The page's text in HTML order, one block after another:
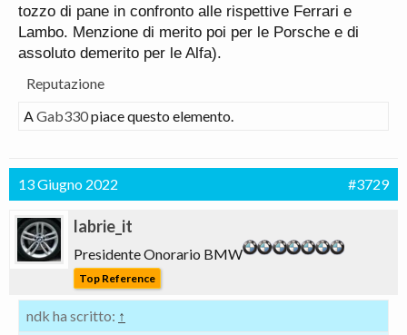
tozzo di pane in confronto alle rispettive Ferrari e
Lambo. Menzione di merito poi per le Porsche e di
assoluto demerito per le Alfa).
Reputazione
AGab330piace questo elemento.
13 Giugno 2022 #3729
labrie_it
Presidente Onorario BMW
Top Reference
ndk ha scritto: ↑